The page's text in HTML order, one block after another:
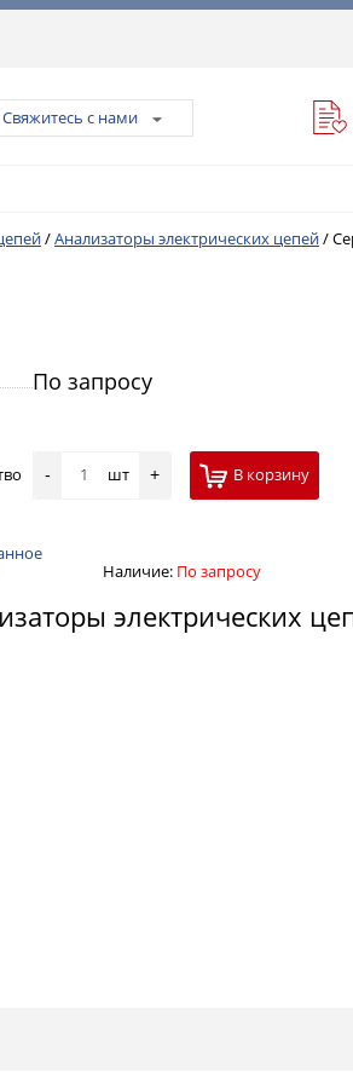
Свяжитесь с нами
/Анализаторы электрических цепей/
По запросу
- шт + В корзину
Наличие: По запросу
электрических